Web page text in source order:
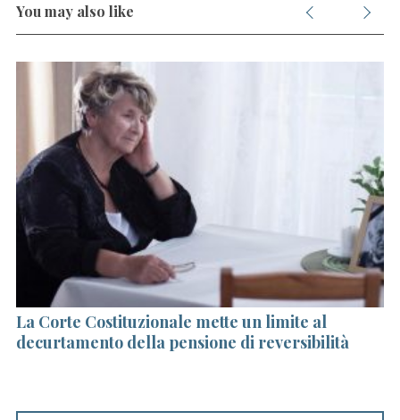
You may also like
La Corte Costituzionale mette un limite al
decurtamento della pensione di reversibilità
S
e
a
f